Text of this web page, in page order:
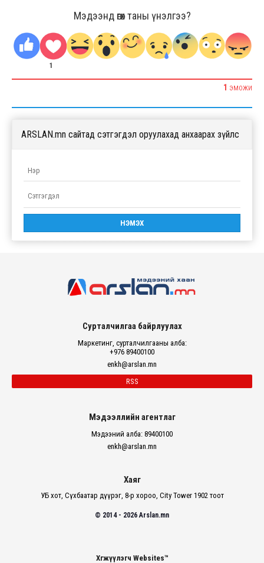
Мэдээнд өгөх таны үнэлгээ?
1
1 ЭМОЖИ
ARSLAN.mn сайтад сэтгэгдэл оруулахад анхаарах зүйлс
Сурталчилгаа байрлуулах
Маркетинг, сурталчилгааны алба:
+976 89400100
enkh@arslan.mn
RSS
Мэдээллийн агентлаг
Мэдээний алба: 89400100
enkh@arslan.mn
Хаяг
УБ хот, Сүхбаатар дүүрэг, 8-р хороо, City Tower 1902 тоот
© 2014 - 2026 Arslan.mn
Хөгжүүлэгч Websites™